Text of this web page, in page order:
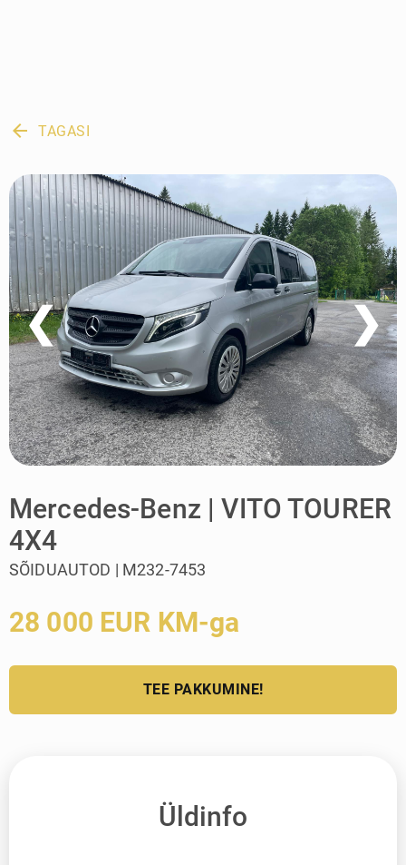
arrow_back TAGASI
❮ ❯
Mercedes-Benz | VITO TOURER
4X4
SÕIDUAUTOD | M232-7453
28 000 EUR KM-ga
TEE PAKKUMINE!
Üldinfo